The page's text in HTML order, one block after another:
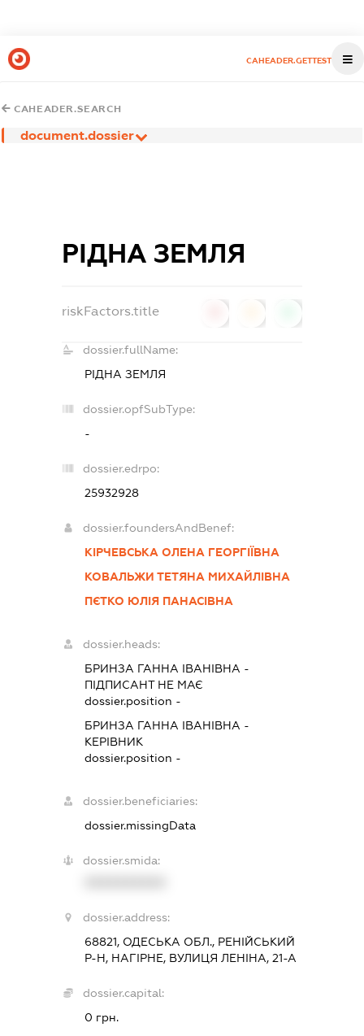
CAHEADER.GETTEST
CAHEADER.SEARCH
document.dossier
РІДНА ЗЕМЛЯ
riskFactors.title
dossier.fullName:
РІДНА ЗЕМЛЯ
dossier.opfSubType:
-
dossier.edrpo:
25932928
dossier.foundersAndBenef:
КІРЧЕВСЬКА ОЛЕНА ГЕОРГІЇВНА
КОВАЛЬЖИ ТЕТЯНА МИХАЙЛІВНА
ПЄТКО ЮЛІЯ ПАНАСІВНА
dossier.heads:
БРИНЗА ГАННА ІВАНІВНА -
ПІДПИСАНТНЕ МАЄ
dossier.position -
БРИНЗА ГАННА ІВАНІВНА -
КЕРІВНИК
dossier.position -
dossier.beneficiaries:
dossier.missingData
dossier.smida:
dossier.address:
68821, ОДЕСЬКА ОБЛ., РЕНІЙСЬКИЙ
Р-Н, НАГІРНЕ, ВУЛИЦЯ ЛЕНІНА, 21-А
dossier.capital:
0 грн.